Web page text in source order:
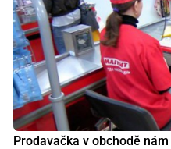
Prodavačka v obchodě